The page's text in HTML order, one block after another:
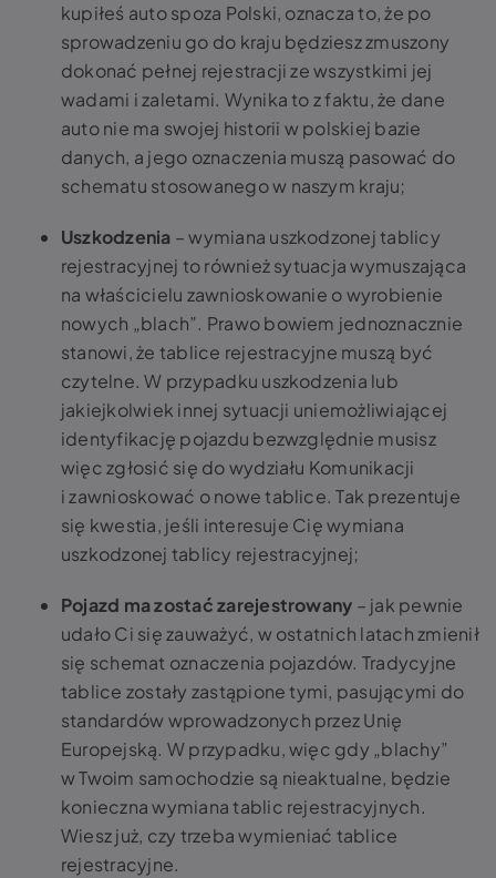
kupiłeś auto spoza Polski, oznacza to, że po
sprowadzeniu go do kraju będziesz zmuszony
dokonać pełnej rejestracji ze wszystkimi jej
wadami i zaletami. Wynika to z faktu, że dane
auto nie ma swojej historii w polskiej bazie
danych, a jego oznaczenia muszą pasować do
schematu stosowanego w naszym kraju;
Uszkodzenia –wymiana uszkodzonej tablicy
rejestracyjnej to również sytuacja wymuszająca
na właścicielu zawnioskowanie o wyrobienie
nowych „blach”. Prawo bowiem jednoznacznie
stanowi, że tablice rejestracyjne muszą być
czytelne. W przypadku uszkodzenia lub
jakiejkolwiek innej sytuacji uniemożliwiającej
identyfikację pojazdu bezwzględnie musisz
więc zgłosić się do wydziału Komunikacji
i zawnioskować o nowe tablice. Tak prezentuje
się kwestia, jeśli interesuje Cięwymiana
uszkodzonej tablicy rejestracyjnej;
Pojazd ma zostać zarejestrowany – jak pewnie
udało Ci się zauważyć, w ostatnich latach zmienił
się schemat oznaczenia pojazdów. Tradycyjne
tablice zostały zastąpione tymi, pasującymi do
standardów wprowadzonych przez Unię
Europejską. W przypadku, więc gdy „blachy”
w Twoim samochodzie są nieaktualne, będzie
koniecznawymiana tablic rejestracyjnych.
Wiesz już, czy trzeba wymieniać tablice
rejestracyjne.